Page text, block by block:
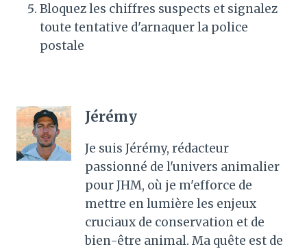
Bloquez les chiffres suspects et signalez
toute tentative d'arnaquer la police
postale
Jérémy
Je suis Jérémy, rédacteur
passionné de l'univers animalier
pour JHM, où je m'efforce de
mettre en lumière les enjeux
cruciaux de conservation et de
bien-être animal. Ma quête est de